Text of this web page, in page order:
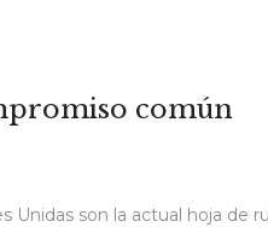
común
Unidas son la actual hoja de